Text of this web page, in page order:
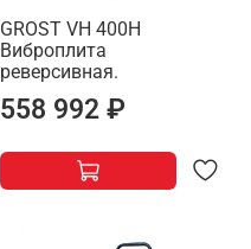
GROST VH 400H
Виброплита
реверсивная.
558 992 ₽